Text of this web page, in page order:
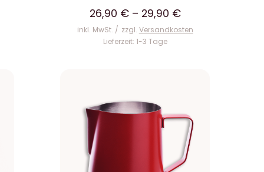
26,90 €– 29,90 €
inkl. MwSt. zzgl. Versandkosten
Lieferzeit: 1-3 Tage